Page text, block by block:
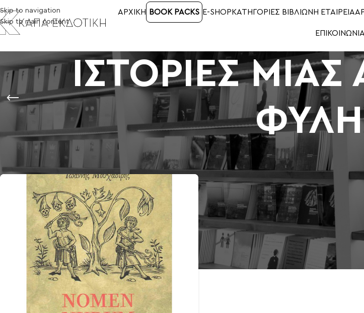
Skip to navigation
Skip to main content
ΑΡΧΙΚΉ BOOK PACKS E-SHOP ΚΑΤΗΓΟΡΙΕΣ ΒΙΒΛΙΩΝ Η ΕΤΑΙΡΕΙΑ
ΕΠΙΚΟΙΝΩΝΙΑ
ΙΣΤΟΡΙΕΣ ΜΙΑΣ
Αρχική σελίδα Προϊόντα με ετικέτα “ΙΣΤΟΡΙΕΣ ΜΙΑΣ ΑΥΤΙΣΤΙΚΗΣ ΦΥΛΗΣ”